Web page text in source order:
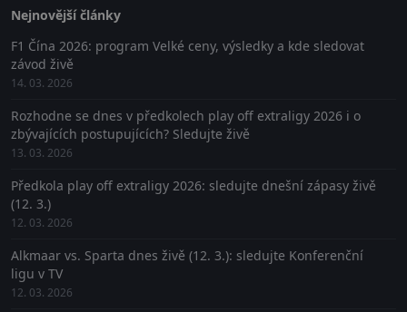
Nejnovější články
F1 Čína 2026: program Velké ceny, výsledky a kde sledovat
závod živě
14. 03. 2026
Rozhodne se dnes v předkolech play off extraligy 2026 i o
zbývajících postupujících? Sledujte živě
13. 03. 2026
Předkola play off extraligy 2026: sledujte dnešní zápasy živě
(12. 3.)
12. 03. 2026
Alkmaar vs. Sparta dnes živě (12. 3.): sledujte Konferenční
ligu v TV
12. 03. 2026